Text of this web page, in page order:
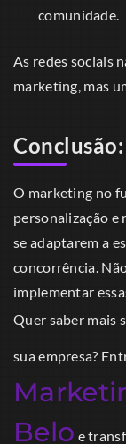
comunidade.
As redes sociais
marketing, mas
O marketing no
personalização e
se adaptarem a
concorrência.
implementar
Quer saber mais
sua empresa?
Belo e